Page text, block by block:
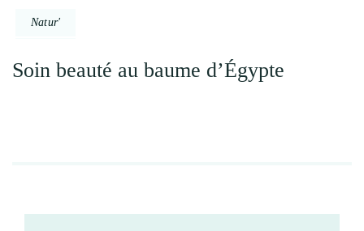
Natur'
Soin beauté au baume d’Égypte